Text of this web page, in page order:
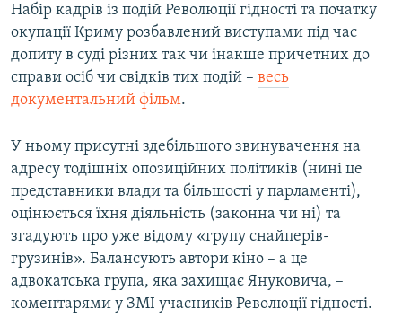
Набір кадрів із подій Революції гідності та початку
окупації Криму розбавлений виступами під час
допиту в суді різних так чи інакше причетних до
справи осіб чи свідків тих подій – весь
документальний фільм.
У ньому присутні здебільшого звинувачення на
адресу тодішніх опозиційних політиків (нині це
представники влади та більшості у парламенті),
оцінюється їхня діяльність (законна чи ні) та
згадують про уже відому «групу снайперів-
грузинів». Балансують автори кіно – а це
адвокатська група, яка захищає Януковича, –
коментарями у ЗМІ учасників Революції гідності.